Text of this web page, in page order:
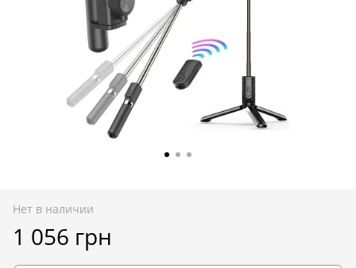
Нет в наличии
1 056 грн